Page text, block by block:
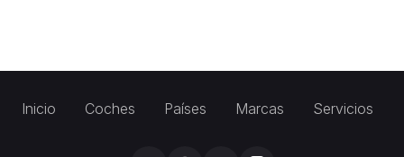
Inicio Coches Países Marcas Servicios